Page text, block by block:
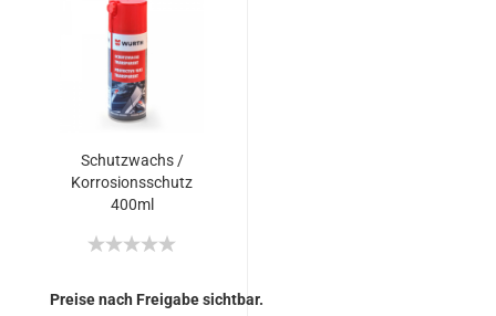
Schutzwachs /
Korrosionsschutz
400ml
Preise nach Freigabe sichtbar.